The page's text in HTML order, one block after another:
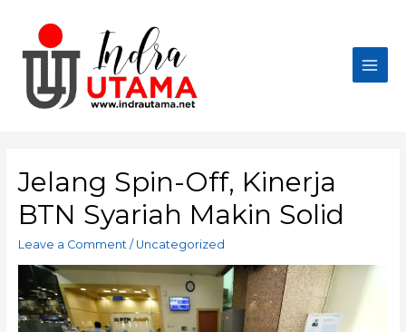
content
Main
Jelang Spin-Off, Kinerja
BTN Syariah Makin Solid
Leave a Comment / Uncategorized